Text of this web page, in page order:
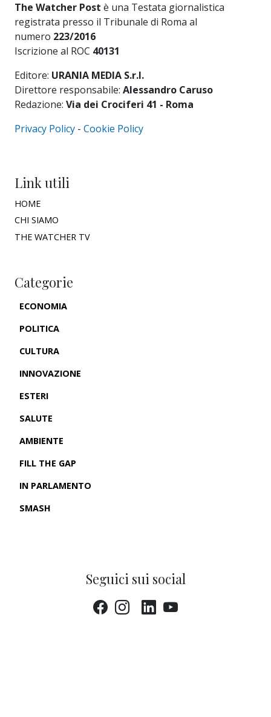
The Watcher Post è una Testata giornalistica
registrata presso il Tribunale di Roma al
numero 223/2016
Iscrizione al ROC 40131
Editore: URANIA MEDIA S.r.l.
Direttore responsabile: Alessandro Caruso
Redazione: Via dei Crociferi 41 - Roma
Privacy Policy - Cookie Policy
Link utili
HOME
CHI SIAMO
THE WATCHER TV
Categorie
ECONOMIA
POLITICA
CULTURA
INNOVAZIONE
ESTERI
SALUTE
AMBIENTE
FILL THE GAP
IN PARLAMENTO
SMASH
Seguici sui social